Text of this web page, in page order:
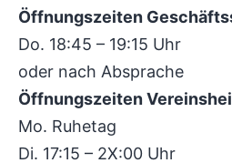
Öffnungszeiten
Do. 18:45 – 19:15 Uhr
oder nach Absprache
Öffnungszeiten
Mo. Ruhetag
Di. 17:15 – 2X:00 Uhr